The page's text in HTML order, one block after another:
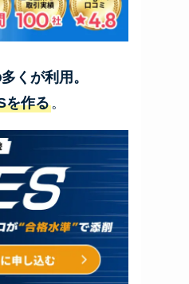
くが利用。
を作る。